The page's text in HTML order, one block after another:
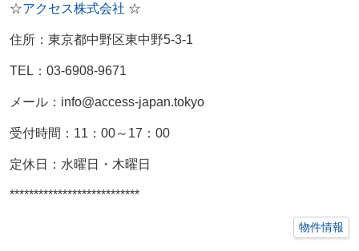
☆アクセス株式会社 ☆
住所：東京都中野区東中野5-3-1
TEL： 03-6908-9671
メール：info@access-japan.tokyo
受付時間：11：00～17：00
定休日：水曜日・木曜日
***************************
物件情報